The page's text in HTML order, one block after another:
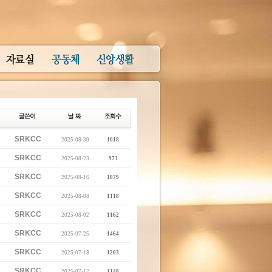
SRKCC 2025-08-30 1018
SRKCC 2025-08-23 973
SRKCC 2025-08-16 1079
SRKCC 2025-08-08 1118
SRKCC 2025-08-02 1162
SRKCC 2025-07-25 1464
SRKCC 2025-07-18 1203